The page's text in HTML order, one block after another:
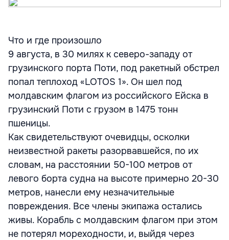
Что и где произошло
9 августа, в 30 милях к северо-западу от
грузинского порта Поти, под ракетный обстрел
попал теплоход «LOTOS 1». Он шел под
молдавским флагом из российского Ейска в
грузинский Поти с грузом в 1475 тонн
пшеницы.
Как свидетельствуют очевидцы, осколки
неизвестной ракеты разорвавшейся, по их
словам, на расстоянии 50-100 метров от
левого борта судна на высоте примерно 20-30
метров, нанесли ему незначительные
повреждения. Все члены экипажа остались
живы. Корабль с молдавским флагом при этом
не потерял мореходности, и, выйдя через